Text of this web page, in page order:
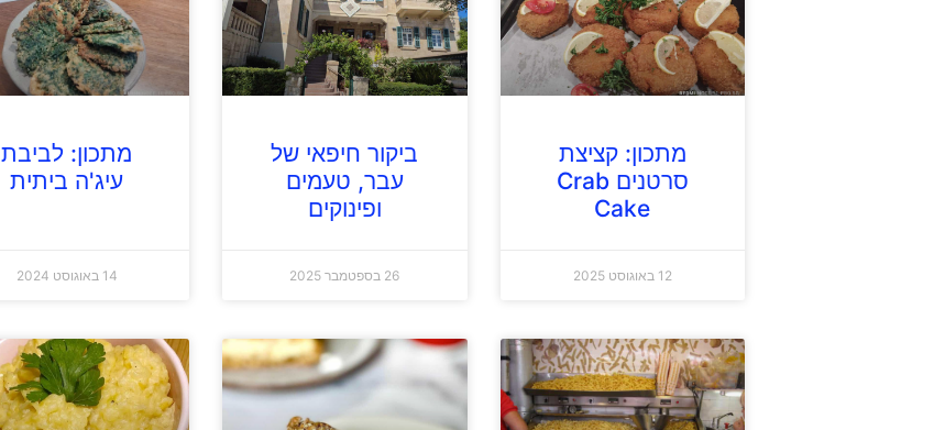
מתכון: קציצת
סרטנים Crab
Cake
12 באוגוסט 2025
ביקור חיפאי של
עבר, טעמים
ופינוקים
26 בספטמבר 2025
מתכון: לביבת
עיג'ה ביתית
14 באוגוסט 2024